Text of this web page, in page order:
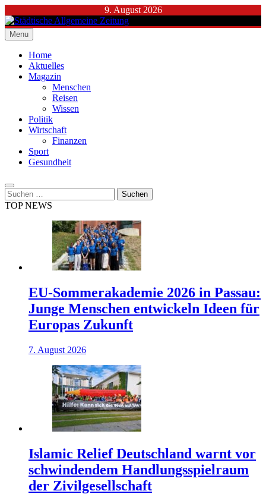
to
content
9. August 2026
Städtische Allgemeine Zeitung
Menu
Home
Aktuelles
Magazin
Menschen
Reisen
Wissen
Politik
Wirtschaft
Finanzen
Sport
Gesundheit
Suchen
nach:
TOP NEWS
EU-Sommerakademie 2026 in Passau:
Junge Menschen entwickeln Ideen für
Europas Zukunft
7. August 2026
Islamic Relief Deutschland warnt vor
schwindendem Handlungsspielraum
der Zivilgesellschaft